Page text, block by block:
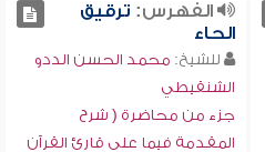
الفهرس: ترقيق
الحاء
للشيخ: محمد الحسن الددو
الشنقيطي
جزء من محاضرة ( شرح
المقدمة فيما على قارئ القرآن